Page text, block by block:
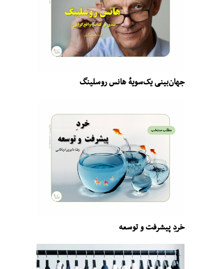
جهان‌بینی یک‌سویهٔ هانس روسلینگ
خردِ پیشرفت و توسعه